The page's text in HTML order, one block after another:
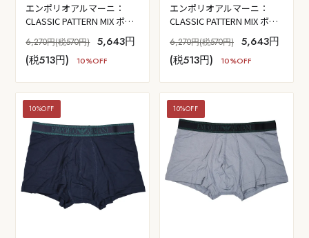
エンポリオアルマーニ：
CLASSIC PATTERN MIX ボク
サーパンツ (サーフ・ポルカ
ドット)
6,270円(税570円) 5,643円
(税513円)
10%OFF
エンポリオアルマーニ：
CLASSIC PATTERN MIX ボク
サーパンツ (EA・ストライ
プ・パイン)
6,270円(税570円)
5,643円
(税513円)
10%OFF
10%OFF 10%OFF